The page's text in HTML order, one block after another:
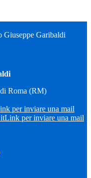
Giuseppe Garibaldi
Roma (RM)
per inviare una mail
Link per inviare una mail